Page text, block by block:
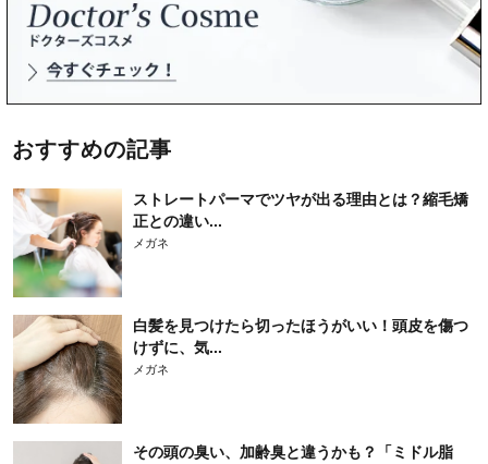
おすすめの記事
ストレートパーマでツヤが出る理由とは？縮毛矯
正との違い...
メガネ
白髪を見つけたら切ったほうがいい！頭皮を傷つ
けずに、気...
メガネ
その頭の臭い、加齢臭と違うかも？「ミドル脂